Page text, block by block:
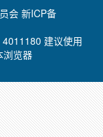
会 新ICP备
4011180 建议使用
浏览器